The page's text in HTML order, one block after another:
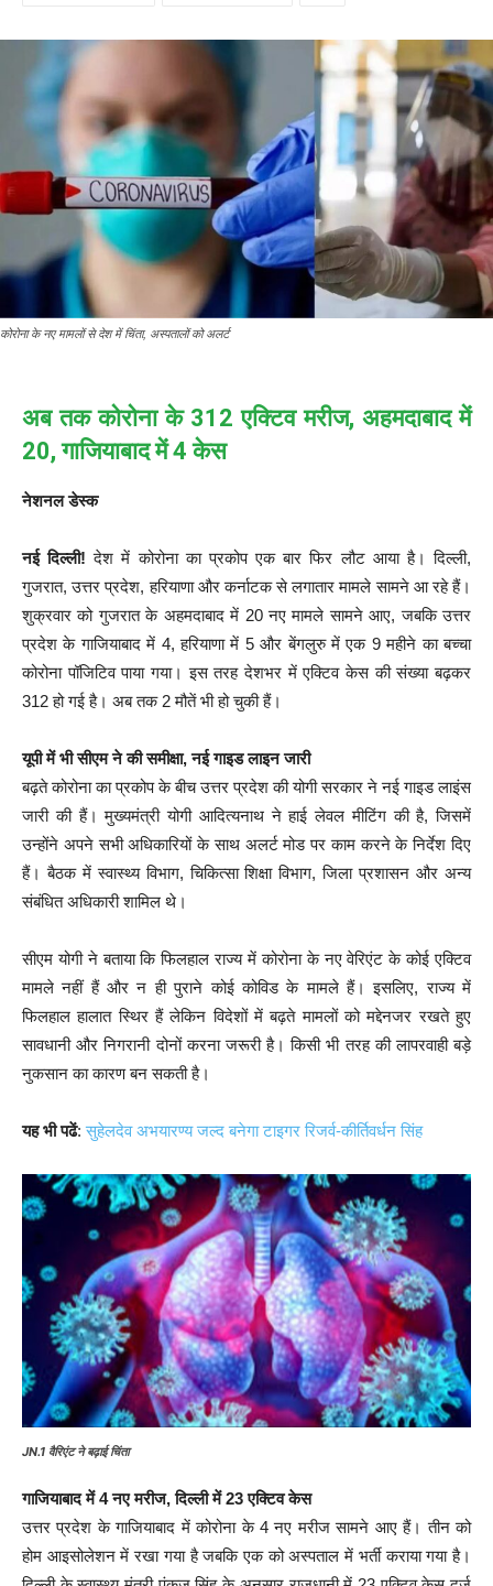
कोरोना के नए मामलों से देश में चिंता, अस्पतालों को अलर्ट
अब तक कोरोना के 312 एक्टिव मरीज, अहमदाबाद में
20, गाजियाबाद में 4 केस
नेशनल डेस्क
नई दिल्ली! देश में कोरोना का प्रकोप एक बार फिर लौट आया है। दिल्ली,
गुजरात, उत्तर प्रदेश, हरियाणा और कर्नाटक से लगातार मामले सामने आ रहे हैं।
शुक्रवार को गुजरात के अहमदाबाद में 20 नए मामले सामने आए, जबकि उत्तर
प्रदेश के गाजियाबाद में 4, हरियाणा में 5 और बेंगलुरु में एक 9 महीने का बच्चा
कोरोना पॉजिटिव पाया गया। इस तरह देशभर में एक्टिव केस की संख्या बढ़कर
312 हो गई है। अब तक 2 मौतें भी हो चुकी हैं।
यूपी में भी सीएम ने की समीक्षा, नई गाइड लाइन जारी
बढ़ते कोरोना का प्रकोप के बीच उत्तर प्रदेश की योगी सरकार ने नई गाइड लाइंस
जारी की हैं। मुख्यमंत्री योगी आदित्यनाथ ने हाई लेवल मीटिंग की है, जिसमें
उन्होंने अपने सभी अधिकारियों के साथ अलर्ट मोड पर काम करने के निर्देश दिए
हैं। बैठक में स्वास्थ्य विभाग, चिकित्सा शिक्षा विभाग, जिला प्रशासन और अन्य
संबंधित अधिकारी शामिल थे।
सीएम योगी ने बताया कि फिलहाल राज्य में कोरोना के नए वेरिएंट के कोई एक्टिव
मामले नहीं हैं और न ही पुराने कोई कोविड के मामले हैं। इसलिए, राज्य में
फिलहाल हालात स्थिर हैं लेकिन विदेशों में बढ़ते मामलों को मद्देनजर रखते हुए
सावधानी और निगरानी दोनों करना जरूरी है। किसी भी तरह की लापरवाही बड़े
नुकसान का कारण बन सकती है।
यह भी पढें:सुहेलदेव अभयारण्य जल्द बनेगा टाइगर रिजर्व-कीर्तिवर्धन सिंह
JN.1 वैरिएंट ने बढ़ाई चिंता
गाजियाबाद में 4 नए मरीज, दिल्ली में 23 एक्टिव केस
उत्तर प्रदेश के गाजियाबाद में कोरोना के 4 नए मरीज सामने आए हैं। तीन को
होम आइसोलेशन में रखा गया है जबकि एक को अस्पताल में भर्ती कराया गया है।